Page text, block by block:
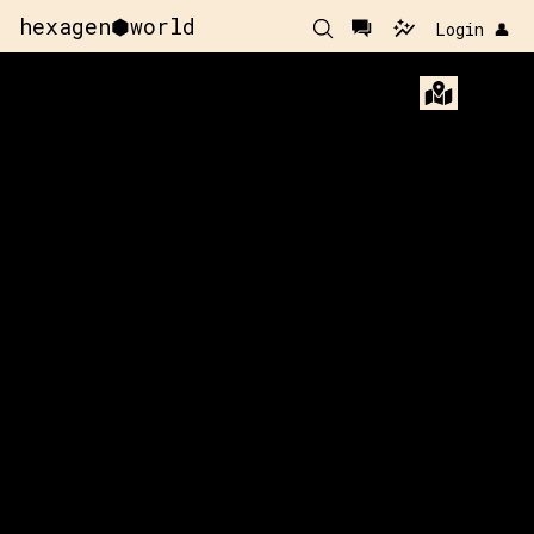
hexagen⬢world Login 👤